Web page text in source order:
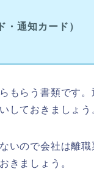
通知カード）
もらう書類です
しておきましょう
いので会社は離職
きましょう。